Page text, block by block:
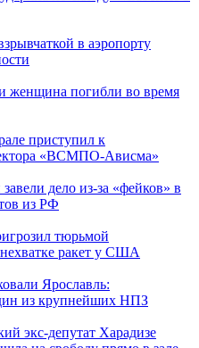
в аэропорту
женщина погибли во время
приступил к
«ВСМПО-Ависма»
дело из-за «фейков» в
из РФ
тюрьмой
ракет у США
Ярославль:
из крупнейших НПЗ
экс-депутат Харадизе